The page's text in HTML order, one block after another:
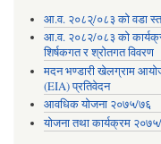
आ.व. २०८२्/०८३ को वडा
आ.व. २०८२/०८३ को
शिर्षकगत र श्रोतगत विवरण
मदन भण्डारी खेलग्राम
(EIA) प्रतिवेदन
आवधिक योजना २०७५/७६
योजना तथा कार्यक्रम